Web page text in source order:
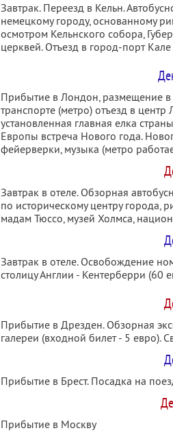
Завтрак. Переезд в Кельн.
немецкому городу, основанному
осмотром Кельнского собора,
церквей. Отъезд в город-порт
Прибытие в Лондон, размещение в
транспорте (метро) отъезд в
установленная главная елка
Европы встреча Нового года.
фейерверки, музыка (метро
Завтрак в отеле. Обзорная
по историческому центру города,
мадам Тюссо, музей Холмса,
Завтрак в отеле. Освобождение
столицу Англии - Кентерберри (60
Прибытие в Дрезден. Обзорная
галереи (входной билет - 5 евро).
Прибытие в Брест. Посадка на
Прибытие в Москву